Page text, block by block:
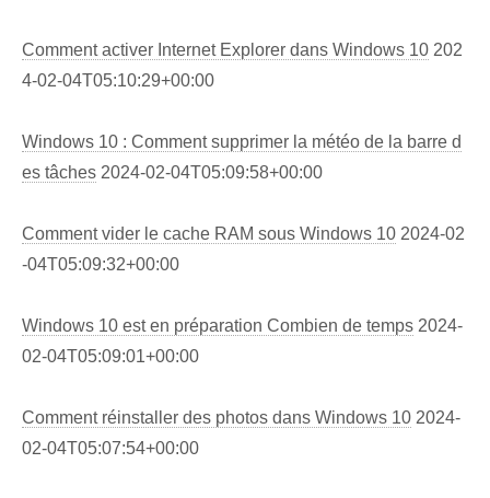
Comment activer Internet Explorer dans Windows 10 202
4-02-04T05:10:29+00:00
Windows 10 : Comment supprimer la météo de la barre d
es tâches 2024-02-04T05:09:58+00:00
Comment vider le cache RAM sous Windows 10 2024-02
-04T05:09:32+00:00
Windows 10 est en préparation Combien de temps 2024-
02-04T05:09:01+00:00
Comment réinstaller des photos dans Windows 10 2024-
02-04T05:07:54+00:00